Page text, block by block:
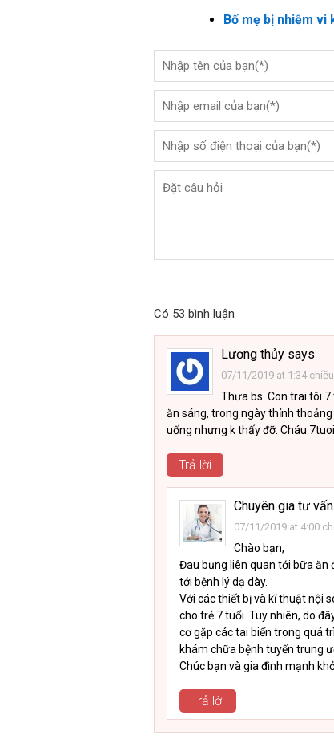
Bố mẹ bị nhiễm vi
Có 53 bình luận
Lương thủy says
07/11/2019 at 1:34 chiều
Thưa bs. Con trai tôi
ăn sáng, trong ngày thỉnh
uống nhưng k thấy đỡ. Cháu
Trả lời
Chuyên gia tư vấn
07/11/2019 at 4:00
Chào bạn,
Đau bụng liên quan tới bữa ăn
tới bệnh lý dạ dày.
Với các thiết bị và kĩ thuật nội
cho trẻ 7 tuổi. Tuy nhiên, do
cơ gặp các tai biến trong quá
khám chữa bệnh tuyến trung
Chúc bạn và gia đình mạnh
Trả lời